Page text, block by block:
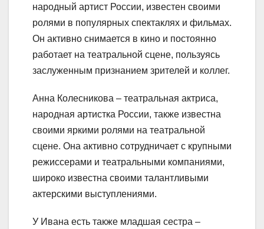
народный артист России, известен своими
ролями в популярных спектаклях и фильмах.
Он активно снимается в кино и постоянно
работает на театральной сцене, пользуясь
заслуженным признанием зрителей и коллег.
Анна Колесникова – театральная актриса,
народная артистка России, также известна
своими яркими ролями на театральной
сцене. Она активно сотрудничает с крупными
режиссерами и театральными компаниями,
широко известна своими талантливыми
актерскими выступлениями.
У Ивана есть также младшая сестра –